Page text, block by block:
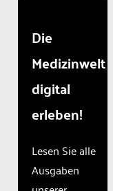
Die
Medizinwelt
digital
erleben!
Lesen Sie alle
Ausgaben